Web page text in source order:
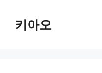
content키아오